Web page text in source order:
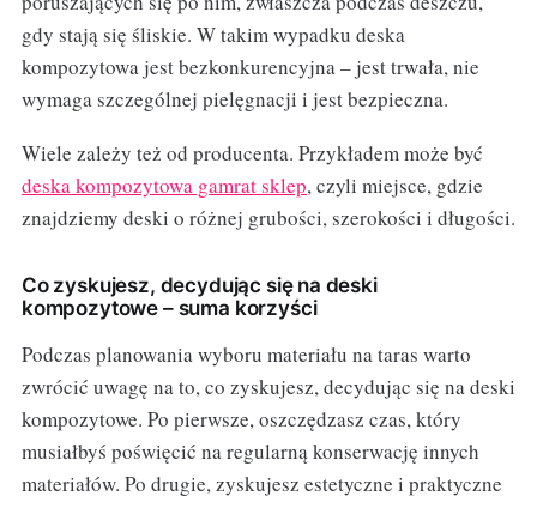
gdy stają się śliskie. W takim wypadku deska
kompozytowa jest bezkonkurencyjna – jest trwała, nie
wymaga szczególnej pielęgnacji i jest bezpieczna.
Wiele zależy też od producenta. Przykładem może być
deska kompozytowa gamrat sklep, czyli miejsce, gdzie
znajdziemy deski o różnej grubości, szerokości i długości.
Co zyskujesz, decydując się na deski
kompozytowe – suma korzyści
Podczas planowania wyboru materiału na taras warto
zwrócić uwagę na to, co zyskujesz, decydując się na deski
kompozytowe. Po pierwsze, oszczędzasz czas, który
musiałbyś poświęcić na regularną konserwację innych
materiałów. Po drugie, zyskujesz estetyczne i praktyczne